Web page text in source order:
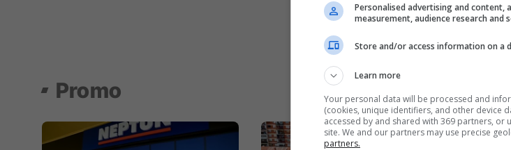
Promo
Personalised advertising and content,
measurement, audience research and
Store and/or access information on a
Learn more
Your personal data will be processed and
(cookies, unique identifiers, and other device
accessed by and shared with 369 partners, or
site. We and our partners may use precise
partners.